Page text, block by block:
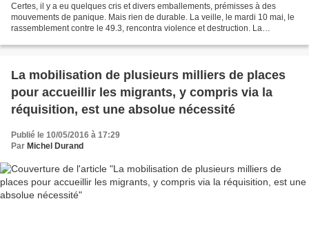
Certes, il y a eu quelques cris et divers emballements, prémisses à des
mouvements de panique. Mais rien de durable. La veille, le mardi 10 mai, le
rassemblement contre le 49.3, rencontra violence et destruction. La
La mobilisation de plusieurs milliers de places
pour accueillir les migrants, y compris via la
réquisition, est une absolue nécessité
Publié le 10/05/2016 à 17:29
Par Michel Durand